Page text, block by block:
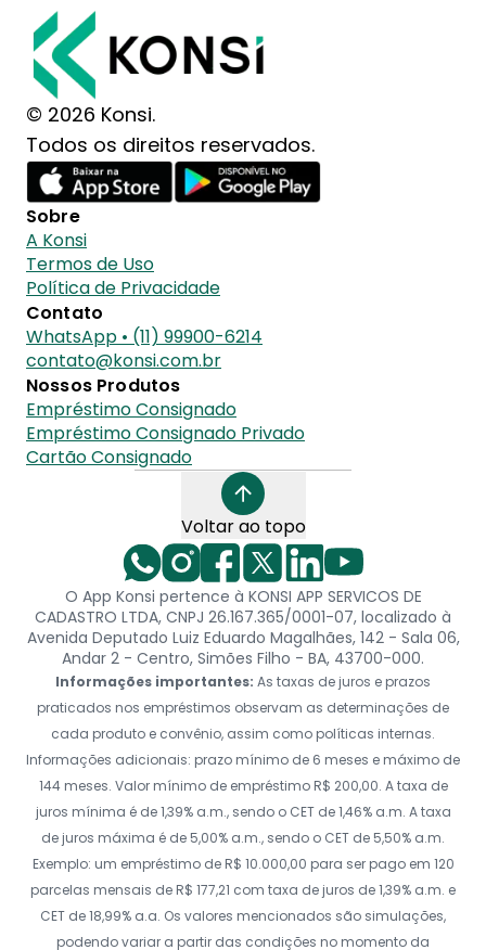
© 2026 Konsi.
Todos os direitos reservados.
Sobre
A Konsi
Termos de Uso
Política de Privacidade
Contato
WhatsApp • (11) 99900-6214
contato@konsi.com.br
Nossos Produtos
Empréstimo Consignado
Empréstimo Consignado Privado
Cartão Consignado
Voltar ao topo
O App Konsi pertence à KONSI APP SERVICOS DE
CADASTRO LTDA, CNPJ 26.167.365/0001-07, localizado à
Avenida Deputado Luiz Eduardo Magalhães, 142 - Sala 06,
Andar 2 - Centro, Simões Filho - BA, 43700-000.
Informações importantes: As taxas de juros e prazos
praticados nos empréstimos observam as determinações de
cada produto e convênio, assim como políticas internas.
Informações adicionais: prazo mínimo de 6 meses e máximo de
144 meses. Valor mínimo de empréstimo R$ 200,00. A taxa de
juros mínima é de 1,39% a.m., sendo o CET de 1,46% a.m. A taxa
de juros máxima é de 5,00% a.m., sendo o CET de 5,50% a.m.
Exemplo: um empréstimo de R$ 10.000,00 para ser pago em 120
parcelas mensais de R$ 177,21 com taxa de juros de 1,39% a.m. e
CET de 18,99% a.a. Os valores mencionados são simulações,
podendo variar a partir das condições no momento da